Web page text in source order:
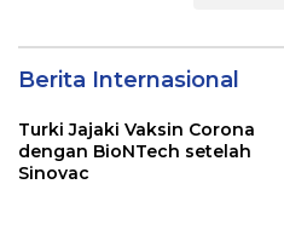
Berita Internasional
Turki Jajaki Vaksin Corona
dengan BioNTech setelah
Sinovac